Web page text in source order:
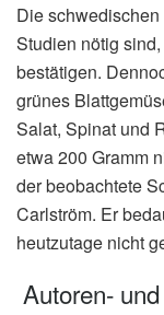
Die
Studien nötig
bestätigen.
grünes
Salat, Spinat und
etwa 200 Gramm
der beobachtete
Carlström. Er
heutzutage nicht
Autoren-